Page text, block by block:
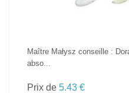
Maître Małysz conseille :
abso...
Prix de 5.43 €